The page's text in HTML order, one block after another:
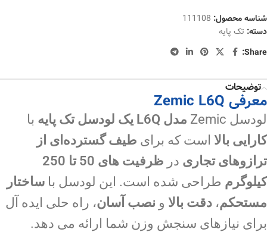
شناسه محصول: 111108
دسته: تک پایه
Share:
توضیحات
معرفی Zemic L6Q
لودسل Zemic مدل L6Q یک لودسل تک پایه با
کارایی بالا است که برای طیف گسترده‌ای از
ترازوهای تجاری در
ظرفیت های 50 تا 250
کیلوگرم طراحی شده است. این لودسل با ساختار
مستحکم، دقت بالا و نصب آسان، راه حلی ایده آل
برای نیازهای سنجش وزن شما ارائه می دهد.